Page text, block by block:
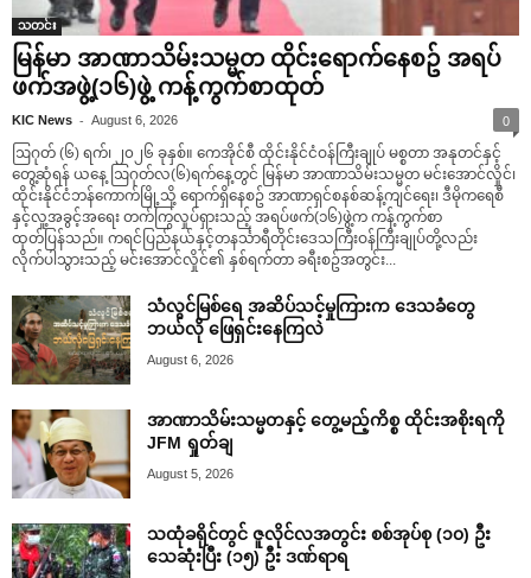
သတင်း
မြန်မာ အာဏာသိမ်းသမ္မတ ထိုင်းရောက်နေစဥ် အရပ်
ဖက်အဖွဲ့(၁၆)ဖွဲ့ ကန့်ကွက်စာထုတ်
KIC News - August 6, 2026 0
ဩဂုတ် (၆) ရက်၊ ၂၀၂၆ ခုနှစ်။ ကေအိုင်စီ ထိုင်းနိုင်ငံဝန်ကြီးချုပ် မစ္စတာ အနုတင်နှင့်
တွေ့ဆုံရန် ယနေ့ ဩဂုတ်လ(၆)ရက်နေ့တွင် မြန်မာ အာဏာသိမ်းသမ္မတ မင်းအောင်လှိုင်၊
ထိုင်းနိုင်ငံဘန်ကောက်မြို့သို့ ရောက်ရှိနေစဥ် အာဏာရှင်စနစ်ဆန့်ကျင်ရေး၊ ဒီမိုကရေစီ
နှင့်လူ့အခွင့်အရေး တက်ကြွလှုပ်ရှားသည့် အရပ်ဖက်(၁၆)ဖွဲ့က ကန့်ကွက်စာ
ထုတ်ပြန်သည်။ ကရင်ပြည်နယ်နှင့်တနင်္သာရီတိုင်းဒေသကြီးဝန်ကြီးချုပ်တို့လည်း
လိုက်ပါသွားသည့် မင်းအောင်လှိုင်၏ နှစ်ရက်တာ ခရီးစဥ်အတွင်း...
သံလွင်မြစ်ရေ အဆိပ်သင့်မှုကြားက ဒေသခံတွေ
ဘယ်လို ဖြေရှင်းနေကြလဲ
August 6, 2026
အာဏာသိမ်းသမ္မတနှင့် တွေ့မည့်ကိစ္စ ထိုင်းအစိုးရကို
JFM ရှုတ်ချ
August 5, 2026
သထုံခရိုင်တွင် ဇူလိုင်လအတွင်း စစ်အုပ်စု (၁၀) ဦး
သေဆုံးပြီး (၁၅) ဦး ဒဏ်ရာရ